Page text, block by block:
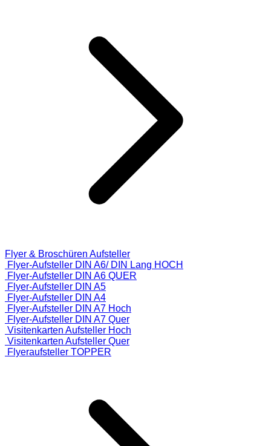
Flyer & Broschüren Aufsteller
Flyer-Aufsteller DIN A6/ DIN Lang HOCH
Flyer-Aufsteller DIN A6 QUER
Flyer-Aufsteller DIN A5
Flyer-Aufsteller DIN A4
Flyer-Aufsteller DIN A7 Hoch
Flyer-Aufsteller DIN A7 Quer
Visitenkarten Aufsteller Hoch
Visitenkarten Aufsteller Quer
Flyeraufsteller TOPPER